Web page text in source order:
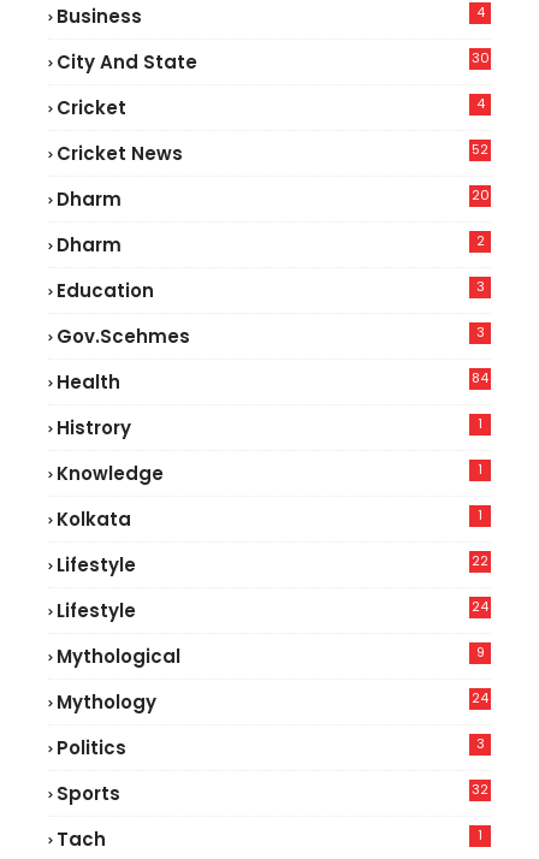
Business 4
City And State 30
Cricket 4
Cricket News
52
Dharm 20
Dharm 2
Education 3
Gov.scehmes 3
Health
84
Histrory 1
Knowledge 1
Kolkata 1
Lifestyle
22
Lifestyle
24
Mythological 9
Mythology 24
Politics 3
Sports 32
Tach 1